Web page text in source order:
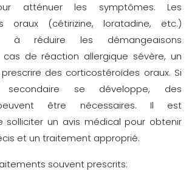
atténuer les symptômes. Les
oraux (cétirizine, loratadine, etc.)
à réduire les démangeaisons
cas de réaction allergique sévère, un
des corticostéroïdes oraux. Si
se développe, des
être nécessaires. Il est
solliciter un avis médical pour obtenir
et un traitement approprié.
souvent prescrits: